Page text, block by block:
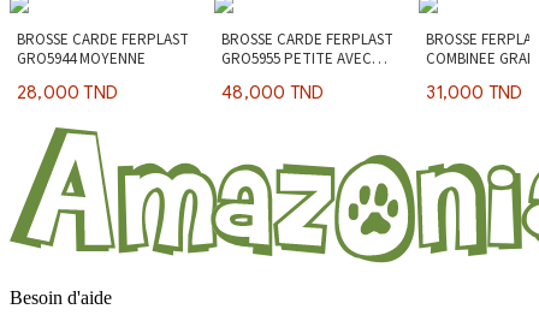
BROSSE CARDE FERPLAST
GRO5944 MOYENNE
28,000 TND
BROSSE CARDE FERPLAST
GRO5955 PETITE AVEC
48,000 TND
BROSSE
COMBINEE
31,000 TND
Besoin d'aide